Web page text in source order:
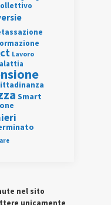
Lavoro
Smart
nel sito
unicamente